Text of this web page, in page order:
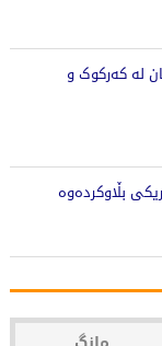
لە کەرکوک و
بڵاوکردەوە